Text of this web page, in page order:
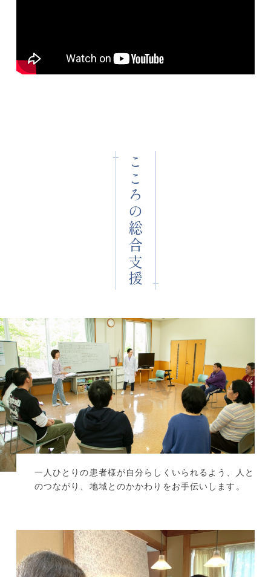
こころの総合支援
一人ひとりの患者様が自分らしくいられるよう、人と
のつながり、地域とのかかわりをお手伝いします。